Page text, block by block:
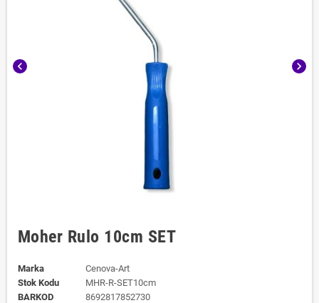
chevron_left chevron_right
Moher Rulo 10cm SET
Marka
Cenova-Art
Stok Kodu
MHR-R-SET10cm
BARKOD
8692817852730